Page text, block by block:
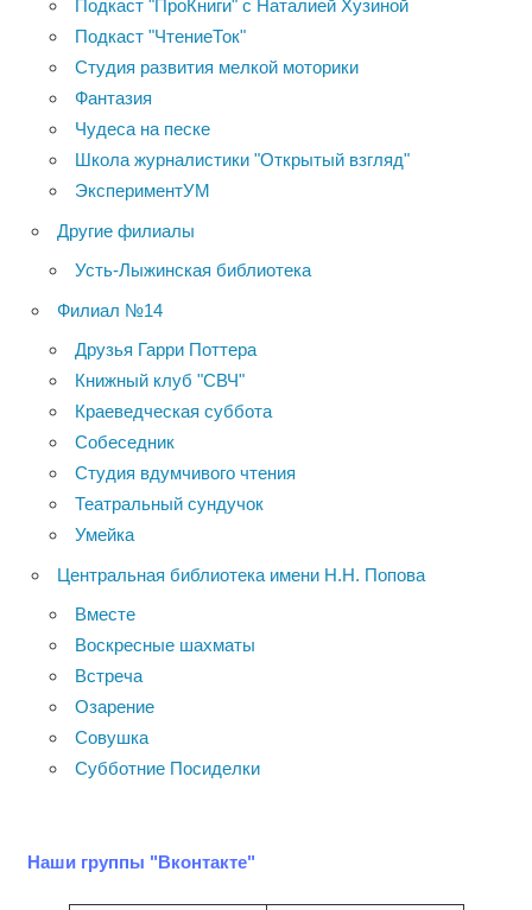
Подкаст "ПроКниги" с Наталией Хузиной
Подкаст "ЧтениеТок"
Студия развития мелкой моторики
Фантазия
Чудеса на песке
Школа журналистики "Открытый взгляд"
ЭкспериментУМ
Другие филиалы
Усть-Лыжинская библиотека
Филиал №14
Друзья Гарри Поттера
Книжный клуб "СВЧ"
Краеведческая суббота
Собеседник
Студия вдумчивого чтения
Театральный сундучок
Умейка
Центральная библиотека имени Н.Н. Попова
Вместе
Воскресные шахматы
Встреча
Озарение
Совушка
Субботние Посиделки
Наши группы "Вконтакте"